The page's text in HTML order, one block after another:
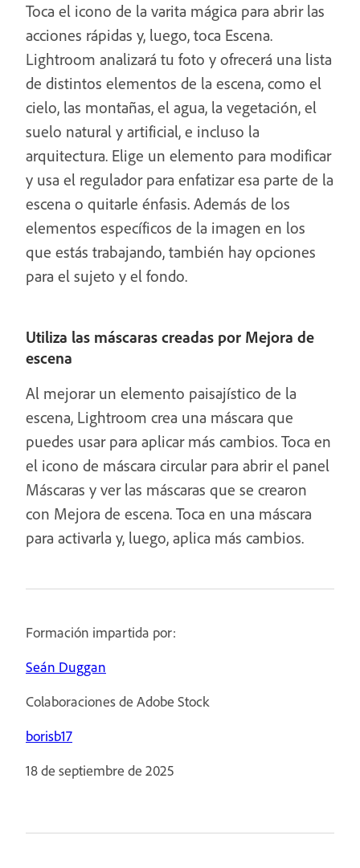
Toca el icono de la varita mágica para abrir las
acciones rápidas y, luego, toca Escena.
Lightroom analizará tu foto y ofrecerá una lista
de distintos elementos de la escena, como el
cielo, las montañas, el agua, la vegetación, el
suelo natural y artificial, e incluso la
arquitectura. Elige un elemento para modificar
y usa el regulador para enfatizar esa parte de la
escena o quitarle énfasis. Además de los
elementos específicos de la imagen en los
que estás trabajando, también hay opciones
para el sujeto y el fondo.
Utiliza las máscaras creadas por Mejora de
escena
Al mejorar un elemento paisajístico de la
escena, Lightroom crea una máscara que
puedes usar para aplicar más cambios. Toca en
el icono de máscara circular para abrir el panel
Máscaras y ver las máscaras que se crearon
con Mejora de escena. Toca en una máscara
para activarla y, luego, aplica más cambios.
Formación impartida por:
Seán Duggan
Colaboraciones de Adobe Stock
borisb17
18 de septiembre de 2025